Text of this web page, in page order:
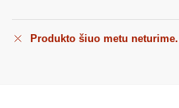
Produkto šiuo metu neturime.